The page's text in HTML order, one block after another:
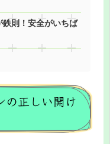
鉄則！安全がいちば
の正しい開け